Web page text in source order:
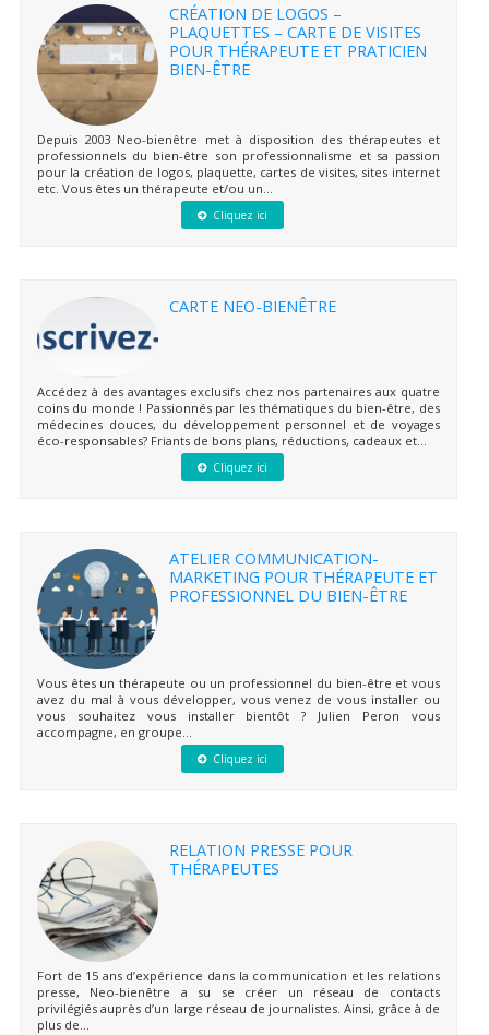
CRÉATION DE LOGOS –
PLAQUETTES – CARTE DE VISITES
POUR THÉRAPEUTE ET PRATICIEN
BIEN-ÊTRE
Depuis 2003 Neo-bienêtre met à disposition des thérapeutes et
professionnels du bien-être son professionnalisme et sa passion
pour la création de logos, plaquette, cartes de visites, sites internet
etc. Vous êtes un thérapeute et/ou un...
Cliquez ici
CARTE NEO-BIENÊTRE
Accédez à des avantages exclusifs chez nos partenaires aux quatre
coins du monde ! Passionnés par les thématiques du bien-être, des
médecines douces, du développement personnel et de voyages
éco-responsables? Friants de bons plans, réductions, cadeaux et...
Cliquez ici
ATELIER COMMUNICATION-
MARKETING POUR THÉRAPEUTE ET
PROFESSIONNEL DU BIEN-ÊTRE
Vous êtes un thérapeute ou un professionnel du bien-être et vous
avez du mal à vous développer, vous venez de vous installer ou
vous souhaitez vous installer bientôt ? Julien Peron vous
accompagne, en groupe...
Cliquez ici
RELATION PRESSE POUR
THÉRAPEUTES
Fort de 15 ans d’expérience dans la communication et les relations
presse, Neo-bienêtre a su se créer un réseau de contacts
privilégiés auprès d’un large réseau de journalistes. Ainsi, grâce à de
plus de...